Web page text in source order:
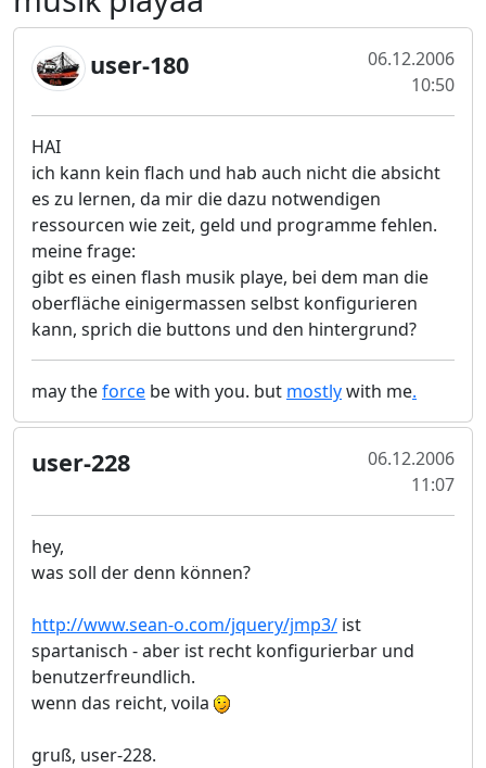
user-180
06.12.2006
10:50
HAI
ich kann kein flach und hab auch nicht die absicht
es zu lernen, da mir die dazu notwendigen
ressourcen wie zeit, geld und programme fehlen.
meine frage:
gibt es einen flash musik playe, bei dem man die
oberfläche einigermassen selbst konfigurieren
kann, sprich die buttons und den hintergrund?
may theforce be with you. but mostlywith me.
user-228
06.12.2006
11:07
hey,
was soll der denn können?
http://www.sean-o.com/jquery/jmp3/ ist
spartanisch - aber ist recht konfigurierbar und
benutzerfreundlich.
wenn das reicht, voila
gruß, user-228.